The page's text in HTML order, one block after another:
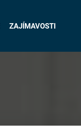
ZAJÍMAVOSTI